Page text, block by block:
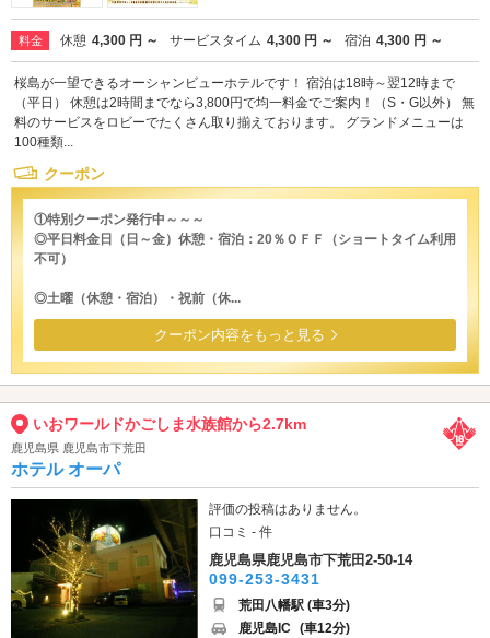
料金 休憩 4,300 円 ～ サービスタイム 4,300 円 ～ 宿泊 4,300 円 ～
桜島が一望できるオーシャンビューホテルです！ 宿泊は18時～翌12時まで
（平日） 休憩は2時間までなら3,800円で均一料金でご案内！（S・G以外） 無
料のサービスをロビーでたくさん取り揃えております。 グランドメニューは
100種類...
クーポン
①特別クーポン発行中～～～
◎平日料金日（日～金）休憩・宿泊：20％ＯＦＦ（ショートタイム利用
不可）
◎土曜（休憩・宿泊）・祝前（休...
クーポン内容をもっと見る
いおワールドかごしま水族館から2.7km
鹿児島県 鹿児島市下荒田
ホテル オーパ
評価の投稿はありません。
口コミ - 件
鹿児島県鹿児島市下荒田2-50-14
099-253-3431
荒田八幡駅 (車3分)
鹿児島IC (車12分)